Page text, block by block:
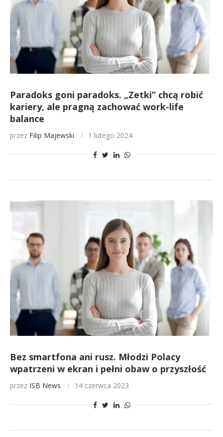
Paradoks goni paradoks. „Zetki” chcą robić
kariery, ale pragną zachować work-life
balance
przez Filip Majewski 1 lutego 2024
Bez smartfona ani rusz. Młodzi Polacy
wpatrzeni w ekran i pełni obaw o przyszłość
przez ISB News 14 czerwca 2023